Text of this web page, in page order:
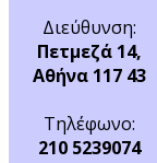
Διεύθυνση:
Πετμεζά 14,
Αθήνα 117 43
Τηλέφωνο:
210 5239074